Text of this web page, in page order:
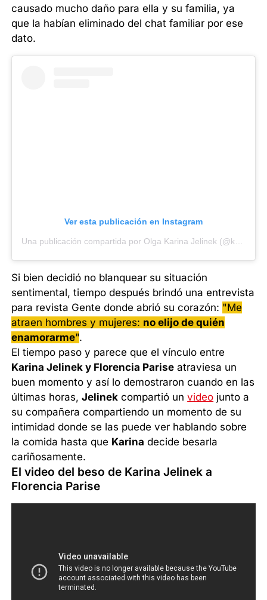
causado mucho daño para ella y su familia, ya
que la habían eliminado del chat familiar por ese
dato.
Ver esta publicación en Instagram
Una publicación compartida por Olga Karina Jelinek (@karijelinek)
Si bien decidió no blanquear su situación
sentimental, tiempo después brindó una entrevista
para revista Gente donde abrió su corazón: "Me
atraen hombres y mujeres: no elijo de quién
enamorarme".
El tiempo paso y parece que el vínculo entre
Karina Jelinek y Florencia Parise atraviesa un
buen momento y así lo demostraron cuando en las
últimas horas,Jelinek compartió unvideo junto a
su compañera compartiendo un momento de su
intimidad donde se las puede ver hablando sobre
la comida hasta que Karina decide besarla
cariñosamente.
El video del beso de Karina Jelinek a
Florencia Parise